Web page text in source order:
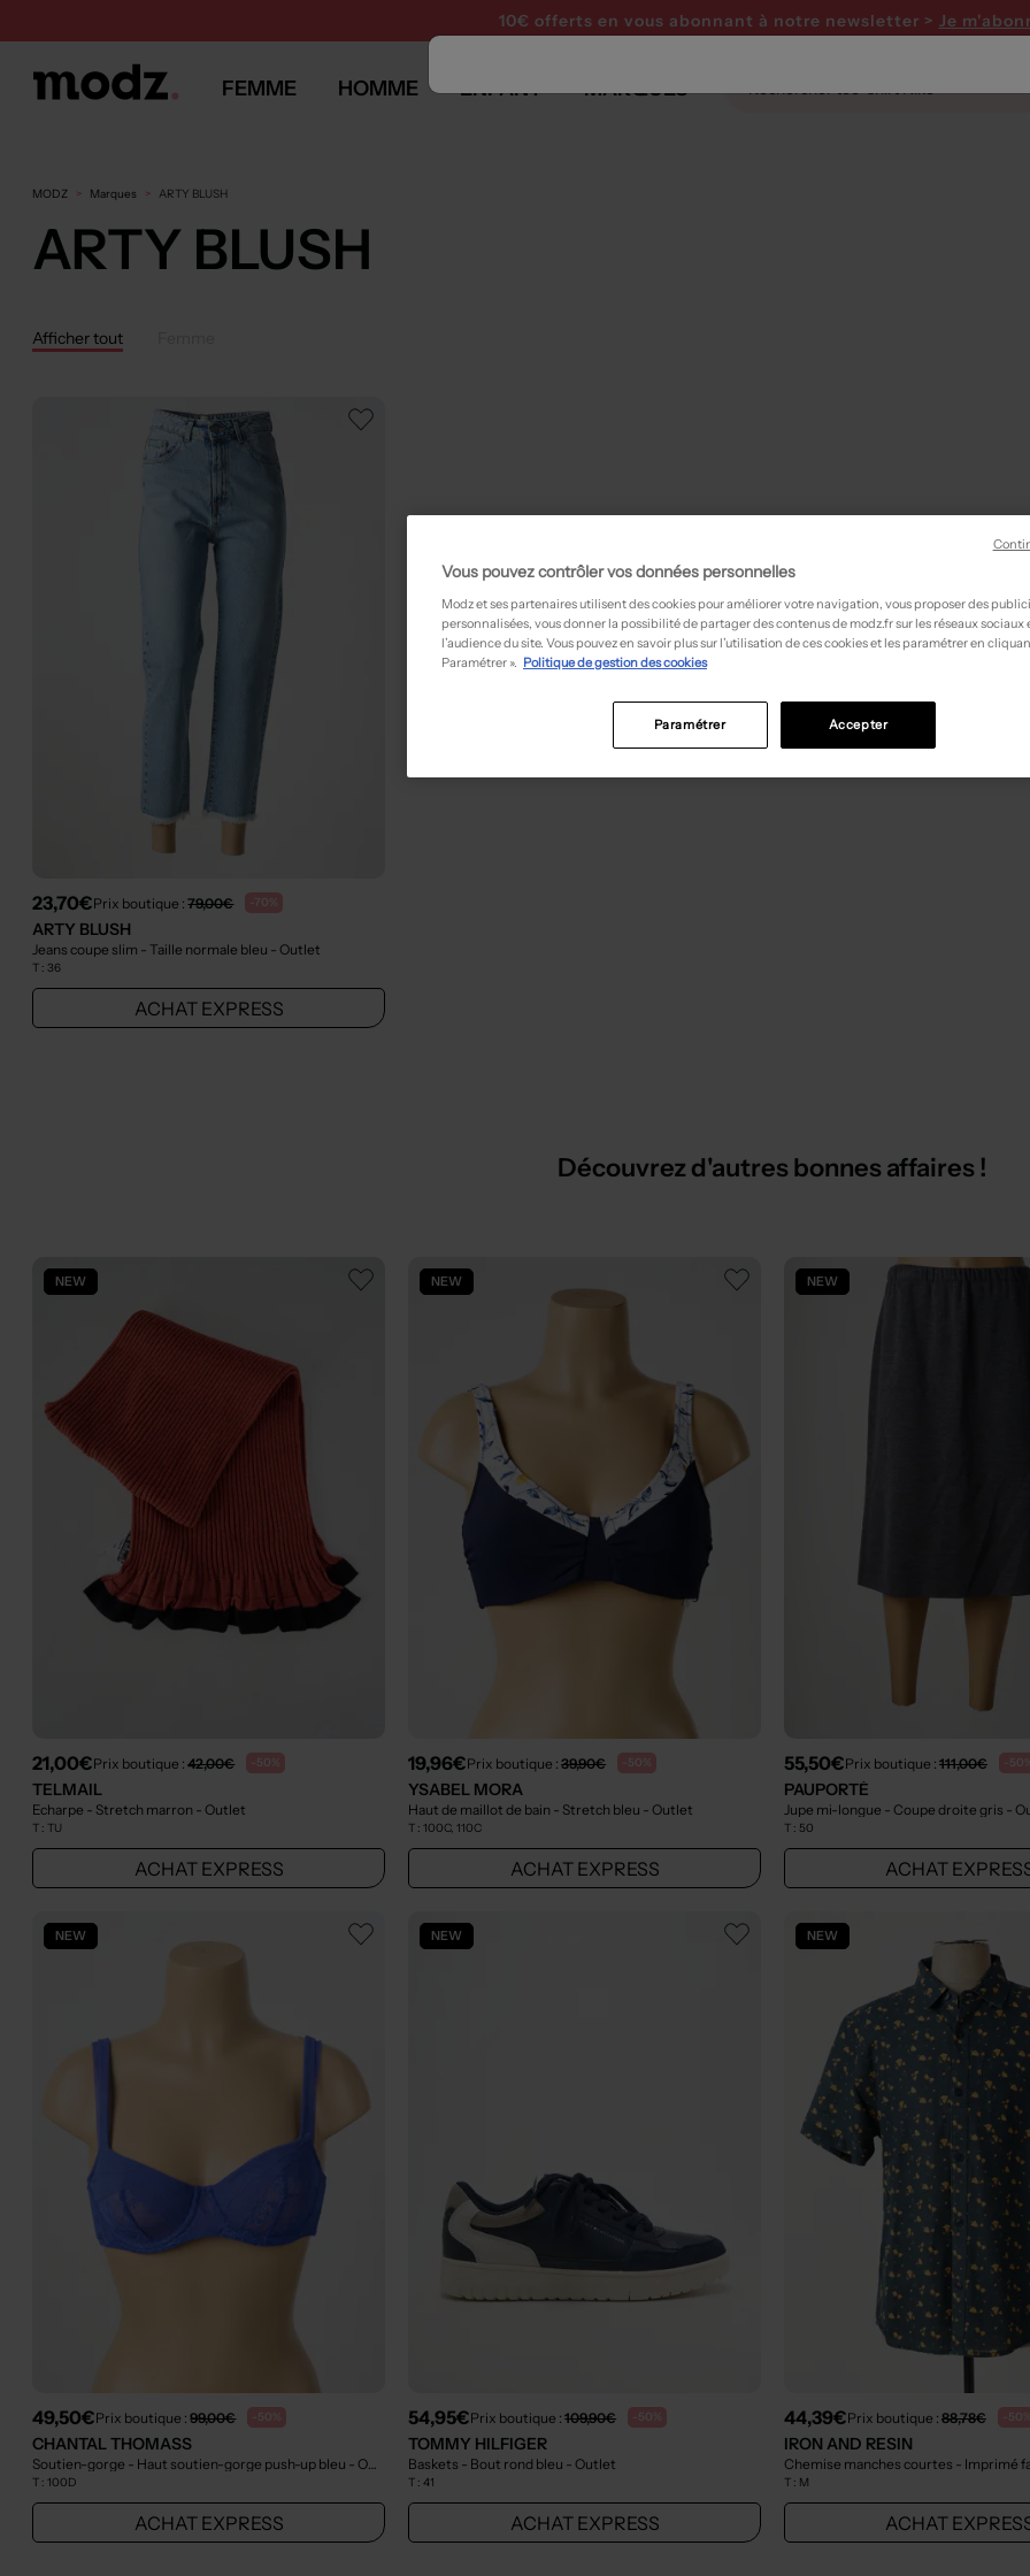
10€ offerts en vous abonnant à notre newsletter > Je
FEMME HOMME ENFANT MARQUES
MODZ Marques ARTY BLUSH
ARTY BLUSH
Afficher tout
23,70€Prix boutique :79,00€ -70%
ARTY BLUSH
Jeans coupe slim - Taille normale bleu - Outlet
T :36
ACHAT EXPRESS
Découvrez d'autres bonnes affaires !
NEW
21,00€Prix boutique :42,00€ -50%
TELMAIL
Echarpe - Stretch marron - Outlet
T : TU
ACHAT EXPRESS
NEW
19,96€Prix boutique :39,90€ -50%
YSABEL MORA
Haut de maillot de bain - Stretch bleu - Outlet
T :100C, 110C
ACHAT EXPRESS
NEW
55,50€Prix boutique : 111,00€ -
PAUPORTÉ
Jupe mi-longue - Coupe droite gris -
T : 50
ACHAT
NEW
49,50€Prix boutique :99,00€ -50%
CHANTAL THOMASS
Soutien-gorge - Haut soutien-gorge push-up bleu - Outlet
T :100D
ACHAT EXPRESS
NEW
54,95€Prix boutique :109,90€ -50%
TOMMY HILFIGER
Baskets - Bout rond bleu - Outlet
T :41
ACHAT EXPRESS
NEW
44,39€Prix boutique : 88,78€ -
IRON AND RESIN
Chemise manches courtes - Imprimé
T : M
ACHAT
Vous pouvez contrôler vos données personnelles
Modz et ses partenaires utilisent des cookies pour améliorer votre navigation, vous proposer des
personnalisées, vous donner la possibilité de partager des contenus de modz.fr sur les réseaux sociaux
l’audience du site. Vous pouvez en savoir plus sur l’utilisation de ces cookies et les paramétrer en
Paramétrer ». Politique de gestion des cookies
Accepter
Paramétrer